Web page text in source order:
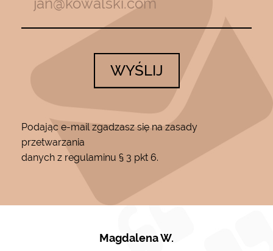
WYŚLIJ
Podając e-mail zgadzasz się na zasady
przetwarzania
danych z regulaminu § 3 pkt 6.
Magdalena W.